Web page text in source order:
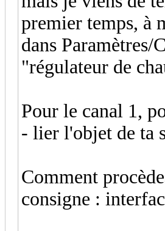
premier temps, à
dans
"régulateur de
Pour le canal 1,
- lier l'objet de ta
Comment
consigne :